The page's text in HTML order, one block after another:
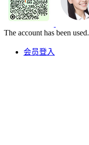
The account has been used.
会员登入